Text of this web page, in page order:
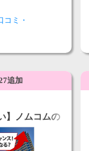
コミ・
追加
】ノムコムの